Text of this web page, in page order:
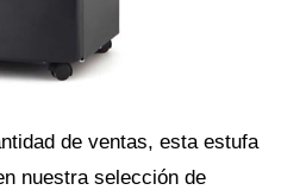
de ventas, esta estufa
nuestra selección de